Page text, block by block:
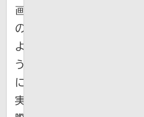
画
の
よ
う
に
実